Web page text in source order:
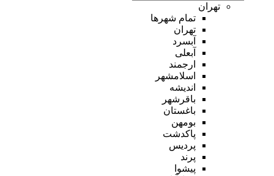
تهران
تمام شهر‌ها
تهران
آبسرد
آبعلی
ارجمند
اسلامشهر
اندیشه
باقرشهر
باغستان
بومهن
پاکدشت
پردیس
پرند
پیشوا